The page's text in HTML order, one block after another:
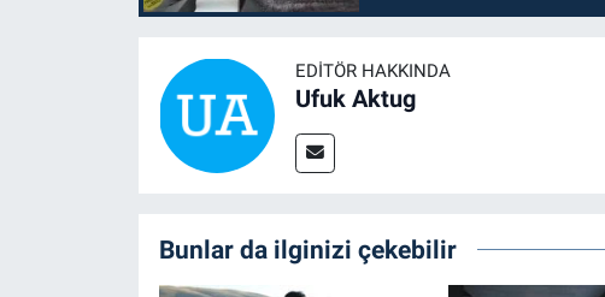
EDITÖR HAKKINDA
Ufuk Aktug
Bunlar da ilginizi çekebilir